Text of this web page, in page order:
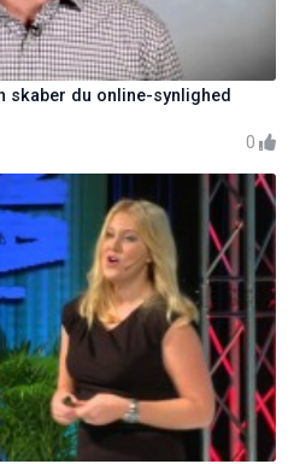
skaber du online-synlighed
0